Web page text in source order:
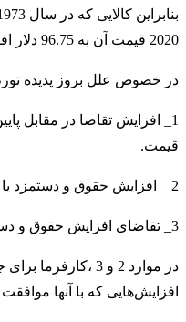
2020 قیمت آن به 96.75 دلار افزایش یافته بود.
در خصوص علل بروز پدیده
1_ افزایش تقاضا در مقابل
قیمت.
2_ افزایش حقوق و دستمزد یا قیمت مواد اولیه.
3_ تقاضای افزایش حقوق و دستمزد بیشتر از نرخ تورم.
در موارد 2 و 3
افزایش‌هایی که با آنها